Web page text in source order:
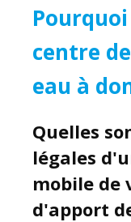
centre
eau à
Quelles
légales
mobile de
d'apport